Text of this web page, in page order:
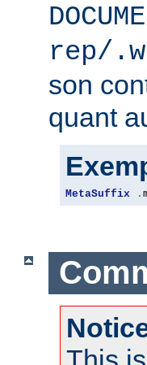
rep/
son
quant
MetaSuffix .